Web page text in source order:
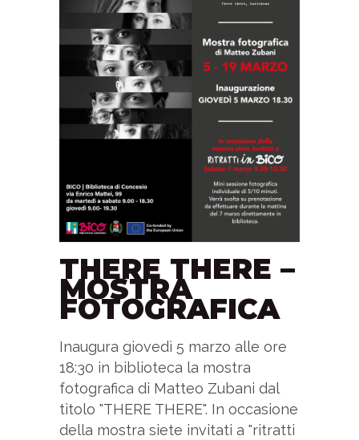
THERE THERE –
MOSTRA
FOTOGRAFICA
Inaugura giovedì 5 marzo alle ore
18:30 in biblioteca la mostra
fotografica di Matteo Zubani dal
titolo "THERE THERE". In occasione
della mostra siete invitati a "ritratti